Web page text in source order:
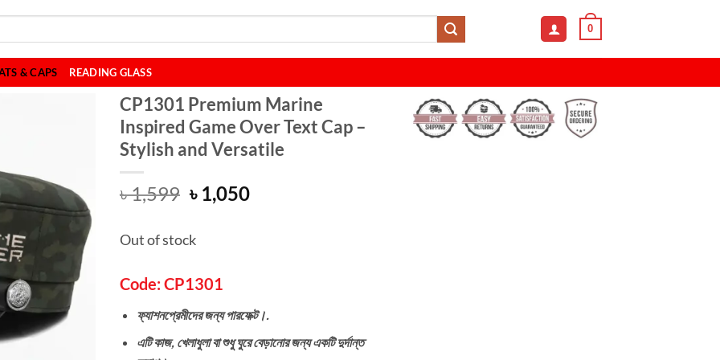
0
& CAPS READING GLASS
CP1301 Premium Marine
Inspired Game Over Text Cap –
Stylish and Versatile
৳1,599 Original
price
was:
৳ 1,599.
৳ 1,050Current
Out of stock
Code: CP1301
ফ্যাশনপ্রেমীদের জন্য পারফেক্ট।.
এটি কাজ, খেলাধুলা বা শুধু ঘুরে বেড়ানোর জন্য একটি দুর্দান্ত